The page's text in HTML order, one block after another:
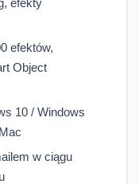
efektów,
Object
10 / Windows
w ciągu